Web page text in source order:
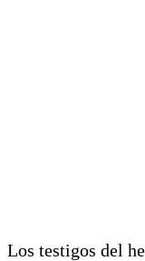
Los testigos del